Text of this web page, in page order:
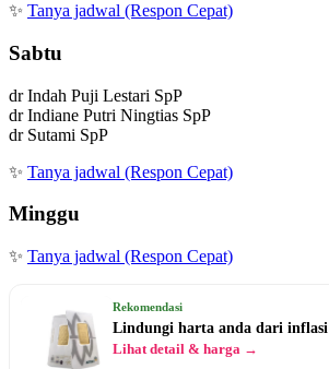
✨ Tanya jadwal (Respon Cepat)
Sabtu
dr Indah Puji Lestari SpP
dr Indiane Putri Ningtias SpP
dr Sutami SpP
✨ Tanya jadwal (Respon Cepat)
Minggu
✨ Tanya jadwal (Respon Cepat)
Rekomendasi
Lindungi harta anda dari inflasi
Lihat detail & harga →